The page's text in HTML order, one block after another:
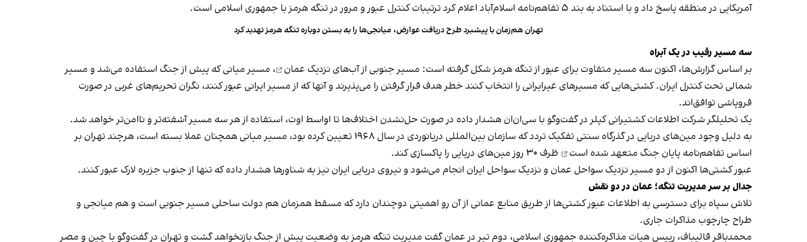
آمریکایی در منطقه پاسخ داد و با استناد به بند ۵ تفاهم‌نامه اسلام‌آباد اعلام کرد ترتیبات کنترل عبور و مرور در تنگه هرمز با جمهوری اسلامی است.
تهران هم‌زمان با پیشبرد طرح دریافت عوارض، میانجی‌ها را به بستن دوباره تنگه هرمز تهدید کرد
سه مسیر رقیب در یک آبراه
بر اساس گزارش‌ها، اکنون سه مسیر متفاوت برای عبور از تنگه هرمز شکل گرفته است: مسیر جنوبی ازآب‌های نزدیک عمان
، مسیر میانی که پیش از جنگ استفاده می‌شد و مسیر
شمالی تحت کنترل ایران. کشتی‌هایی که مسیرهای غیرایرانی را انتخاب کنند خطر هدف قرار گرفتن را می‌پذیرند و آنها که از مسیر ایرانی عبور کنند، نگران تحریم‌های غربی در صورت
فروپاشی توافق‌اند.
یک تحلیلگر شرکت اطلاعات کشتیرانی کپلر در گفت‌و‌گو با سی‌ان‌ان هشدار داده در صورت حل‌نشدن اختلاف‌ها تا اواسط اوت، استفاده از هر سه مسیر آشفته‌تر و ناامن‌تر خواهد شد.
به دلیل وجود مین‌های دریایی در گذرگاه سنتی تفکیک تردد که سازمان بین‌المللی دریانوردی در سال ۱۹۶۸ تعیین کرده بود، مسیر میانی همچنان عملا بسته است، هرچند تهران بر
اساس تفاهم‌نامه پایان جنگ متعهد شده است
ظرف ۳۰ روز مین‌های دریایی را پاکسازی کند.
عبور کشتی‌ها اکنون از دو مسیر نزدیک سواحل عمان و نزدیک سواحل ایران انجام می‌شود و نیروی دریایی ایران نیز به شناورها هشدار داده که تنها از جنوب جزیره لارک عبور کنند.
جدال بر سر مدیریت تنگه؛ عمان در دو نقش
تلاش سپاه برای دسترسی به اطلاعات عبور کشتی‌ها از طریق منابع عمانی از آن رو اهمیتی دوچندان دارد که مسقط همزمان هم دولت ساحلی مسیر جنوبی است و هم میانجی و
طراح چارچوب مذاکرات جاری.
محمدباقر قالیباف، رییس هیات مذاکره‌کننده جمهوری اسلامی، دوم تیر در عمان گفت مدیریت تنگه هرمز به وضعیت پیش از جنگ بازنخواهد گشت و تهران در گفت‌وگو با چین و مصر